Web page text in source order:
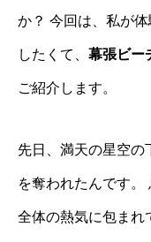
か？ 今回は、私が
したくて、 幕張ビー
ご紹介します。
先日、満天の星空の
を奪われたんです
全体の熱気に包まれ